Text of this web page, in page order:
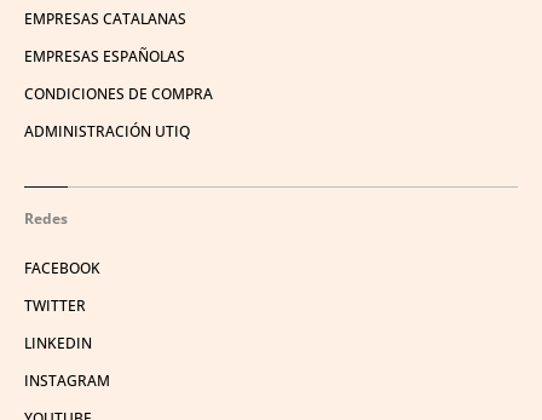
EMPRESAS CATALANAS
EMPRESAS ESPAÑOLAS
CONDICIONES DE COMPRA
ADMINISTRACIÓN UTIQ
Redes
FACEBOOK
TWITTER
LINKEDIN
INSTAGRAM